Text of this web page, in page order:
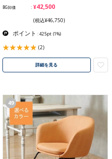
BG卸価 ¥42,500
(税込¥46,750)
ポイント : 425pt (1%)
(2)
詳細を見る
49